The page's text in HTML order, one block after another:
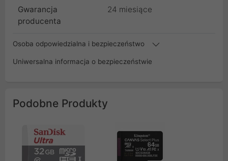
Gwarancja
producenta
24 miesiące
Osoba odpowiedzialna i bezpieczeństwo
Uniwersalna informacja o bezpieczeństwie
Podobne Produkty